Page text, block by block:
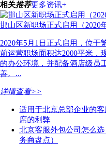
相关推荐更多资讯+
邯山区新职场正式启用（2020
2020年5月1日正式启用，位于
前运营职场面积达2000平米，
的办公环境，并配备酒店级员
善。...
详情查看>>
适用于北京总部企业的
席的利弊
北京客服外包公司怎么
务商盘点）